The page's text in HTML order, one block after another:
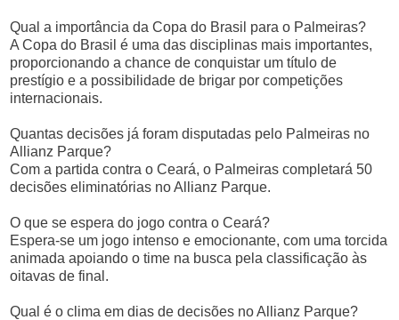
Qual a importância da Copa do Brasil para o Palmeiras?
A Copa do Brasil é uma das disciplinas mais importantes,
proporcionando a chance de conquistar um título de
prestígio e a possibilidade de brigar por competições
internacionais.
Quantas decisões já foram disputadas pelo Palmeiras no
Allianz Parque?
Com a partida contra o Ceará, o Palmeiras completará 50
decisões eliminatórias no Allianz Parque.
O que se espera do jogo contra o Ceará?
Espera-se um jogo intenso e emocionante, com uma torcida
animada apoiando o time na busca pela classificação às
oitavas de final.
Qual é o clima em dias de decisões no Allianz Parque?